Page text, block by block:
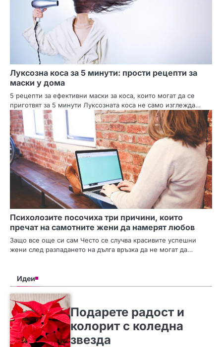
Луксозна коса за 5 минути: прости рецепти за
маски у дома
5 рецепти за ефективни маски за коса, които могат да се
приготвят за 5 минути Луксозната коса не само изглежда…
Психолозите посочиха три причини, които
пречат на самотните жени да намерят любов
Защо все още си сам Често се случва красивите успешни
жени след разпадането на дълга връзка да не могат да…
Идеи
Подарете радост и
колорит с коледна
звезда